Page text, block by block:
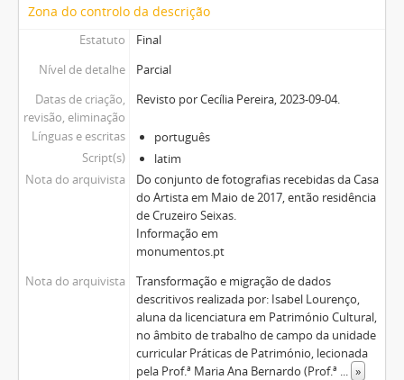
Zona do controlo da descrição
Estatuto
Final
Nível de detalhe
Parcial
Datas de criação,
revisão, eliminação
Revisto por Cecília Pereira, 2023-09-04.
Línguas e escritas
português
Script(s)
latim
Nota do arquivista
Do conjunto de fotografias recebidas da Casa
do Artista em Maio de 2017, então residência
de Cruzeiro Seixas.
Informação em
monumentos.pt
Nota do arquivista
Transformação e migração de dados
descritivos realizada por: Isabel Lourenço,
aluna da licenciatura em Património Cultural,
no âmbito de trabalho de campo da unidade
curricular Práticas de Património, lecionada
pela Prof.ª Maria Ana Bernardo (Prof.ª ... »